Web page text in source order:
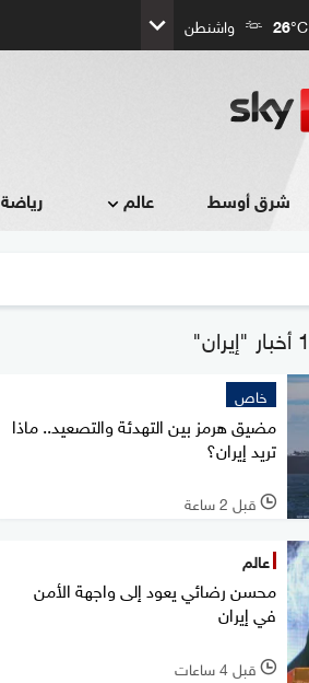
26°C واشنطن
شرق أوسط عالم رياضة
خاص
مضيق هرمز بين التهدئة والتصعيد.. ماذا
تريد إيران؟
l قبل 2 ساعة
عالم
محسن رضائي يعود إلى واجهة الأمن
في إيران
l قبل 4 ساعات